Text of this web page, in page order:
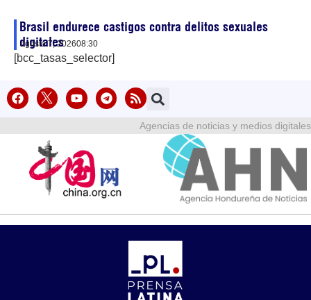
Brasil endurece castigos contra delitos sexuales
digitales
agosto 7, 202608:30
[bcc_tasas_selector]
Agencias de noticias y medios digitales